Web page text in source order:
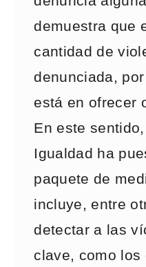
demuestra que
cantidad de
denunciada,
está en ofrecer
En este
Igualdad ha
paquete de
incluye, entre
detectar a las
clave, como los